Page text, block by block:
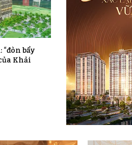
“đòn bẩy
Khải